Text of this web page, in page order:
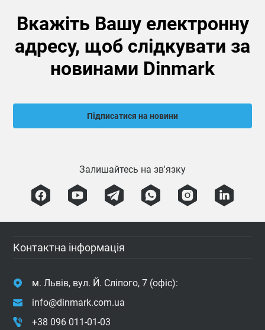
Вкажіть Вашу електронну
адресу, щоб слідкувати за
новинами Dinmark
Підписатися на новини
Залишайтесь на зв'язку
Контактна інформація
м. Львів, вул. Й. Сліпого, 7 (офіс):
info@dinmark.com.ua
+38 096 011-01-03